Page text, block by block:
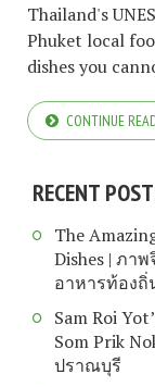
Thailand's
Phuket local
dishes you
CONTINUE
RECENT
The
Dishes | ภา
อาหารท้องถิ่
Sam Roi
Som Prik
ปราณบุรี